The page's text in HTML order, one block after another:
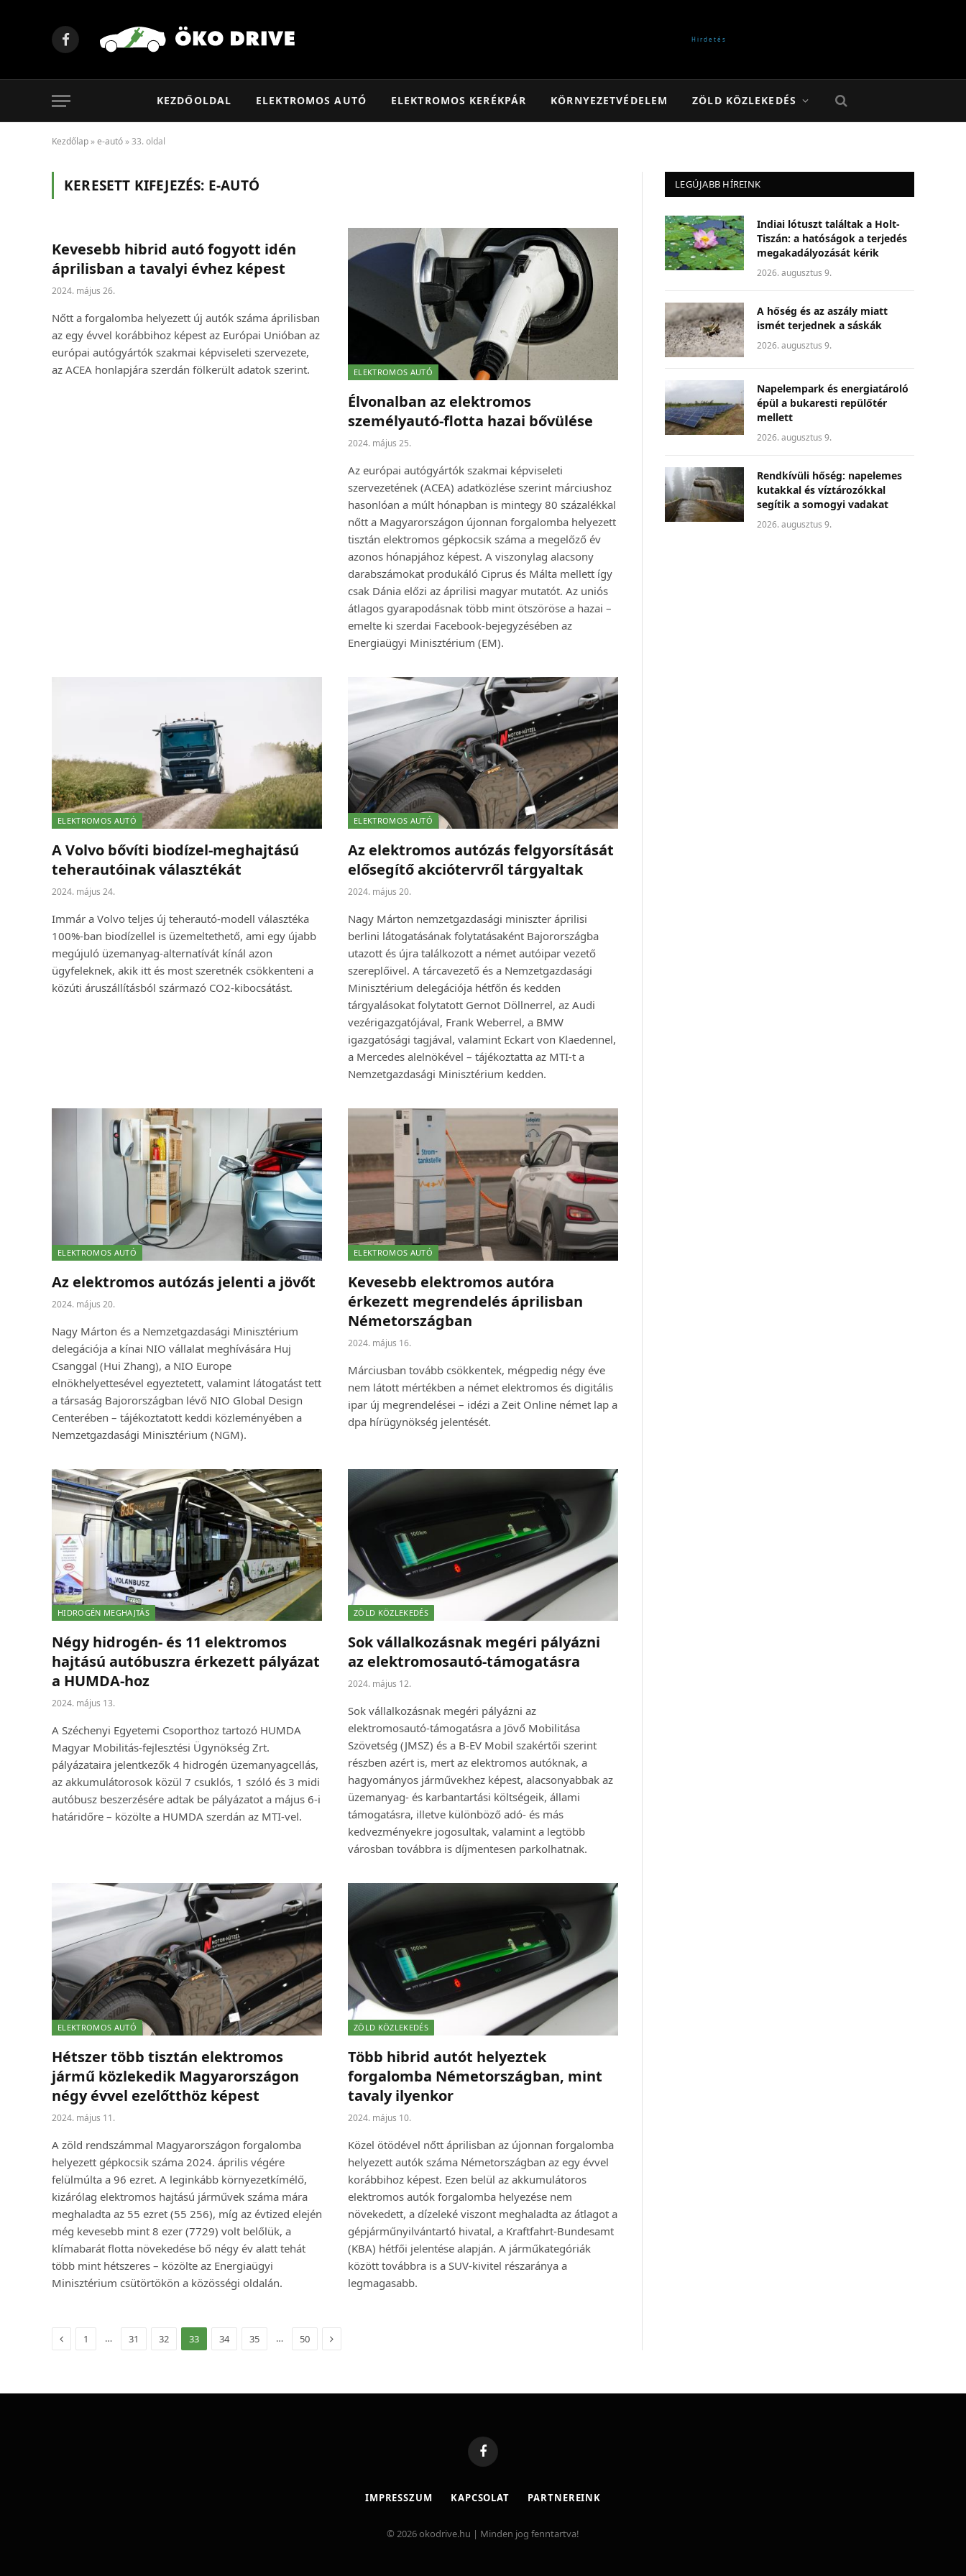
Facebook
KEZDŐOLDAL ELEKTROMOS AUTÓ ELEKTROMOS KERÉKPÁR KÖRNYEZETVÉDELEM ZÖLD KÖZLEKEDÉS
Kezdőlap »e-autó »33. oldal
KERESETT KIFEJEZÉS: E-AUTÓ
Kevesebb hibrid autó fogyott idén
áprilisban a tavalyi évhez képest
2024. május 26.
Nőtt a forgalomba helyezett új autók száma áprilisban
az egy évvel korábbihoz képest az Európai Unióban az
európai autógyártók szakmai képviseleti szervezete,
az ACEA honlapjára szerdán fölkerült adatok szerint.
ELEKTROMOS AUTÓ
Élvonalban az elektromos
személyautó-flotta hazai bővülése
2024. május 25.
Az európai autógyártók szakmai képviseleti
szervezetének (ACEA) adatközlése szerint márciushoz
hasonlóan a múlt hónapban is mintegy 80 százalékkal
nőtt a Magyarországon újonnan forgalomba helyezett
tisztán elektromos gépkocsik száma a megelőző év
azonos hónapjához képest. A viszonylag alacsony
darabszámokat produkáló Ciprus és Málta mellett így
csak Dánia előzi az áprilisi magyar mutatót. Az uniós
átlagos gyarapodásnak több mint ötszöröse a hazai –
emelte ki szerdai Facebook-bejegyzésében az
Energiaügyi Minisztérium (EM).
ELEKTROMOS AUTÓ
A Volvo bővíti biodízel-meghajtású
teherautóinak választékát
2024. május 24.
Immár a Volvo teljes új teherautó-modell választéka
100%-ban biodízellel is üzemeltethető, ami egy újabb
megújuló üzemanyag-alternatívát kínál azon
ügyfeleknek, akik itt és most szeretnék csökkenteni a
közúti áruszállításból származó CO2-kibocsátást.
ELEKTROMOS AUTÓ
Az elektromos autózás felgyorsítását
elősegítő akciótervről tárgyaltak
2024. május 20.
Nagy Márton nemzetgazdasági miniszter áprilisi
berlini látogatásának folytatásaként Bajorországba
utazott és újra találkozott a német autóipar vezető
szereplőivel. A tárcavezető és a Nemzetgazdasági
Minisztérium delegációja hétfőn és kedden
tárgyalásokat folytatott Gernot Döllnerrel, az Audi
vezérigazgatójával, Frank Weberrel, a BMW
igazgatósági tagjával, valamint Eckart von Klaedennel,
a Mercedes alelnökével – tájékoztatta az MTI-t a
Nemzetgazdasági Minisztérium kedden.
ELEKTROMOS AUTÓ
Az elektromos autózás jelenti a jövőt
2024. május 20.
Nagy Márton és a Nemzetgazdasági Minisztérium
delegációja a kínai NIO vállalat meghívására Huj
Csanggal (Hui Zhang), a NIO Europe
elnökhelyettesével egyeztetett, valamint látogatást tett
a társaság Bajorországban lévő NIO Global Design
Centerében – tájékoztatott keddi közleményében a
Nemzetgazdasági Minisztérium (NGM).
ELEKTROMOS AUTÓ
Kevesebb elektromos autóra
érkezett megrendelés áprilisban
Németországban
2024. május 16.
Márciusban tovább csökkentek, mégpedig négy éve
nem látott mértékben a német elektromos és digitális
ipar új megrendelései – idézi a Zeit Online német lap a
dpa hírügynökség jelentését.
HIDROGÉN MEGHAJTÁS
Négy hidrogén- és 11 elektromos
hajtású autóbuszra érkezett pályázat
a HUMDA-hoz
2024. május 13.
A Széchenyi Egyetemi Csoporthoz tartozó HUMDA
Magyar Mobilitás-fejlesztési Ügynökség Zrt.
pályázataira jelentkezők 4 hidrogén üzemanyagcellás,
az akkumulátorosok közül 7 csuklós, 1 szóló és 3 midi
autóbusz beszerzésére adtak be pályázatot a május 6-i
határidőre – közölte a HUMDA szerdán az MTI-vel.
ZÖLD KÖZLEKEDÉS
Sok vállalkozásnak megéri pályázni
az elektromosautó-támogatásra
2024. május 12.
Sok vállalkozásnak megéri pályázni az
elektromosautó-támogatásra a Jövő Mobilitása
Szövetség (JMSZ) és a B-EV Mobil szakértői szerint
részben azért is, mert az elektromos autóknak, a
hagyományos járművekhez képest, alacsonyabbak az
üzemanyag- és karbantartási költségeik, állami
támogatásra, illetve különböző adó- és más
kedvezményekre jogosultak, valamint a legtöbb
városban továbbra is díjmentesen parkolhatnak.
ELEKTROMOS AUTÓ
Hétszer több tisztán elektromos
jármű közlekedik Magyarországon
négy évvel ezelőtthöz képest
2024. május 11.
A zöld rendszámmal Magyarországon forgalomba
helyezett gépkocsik száma 2024. április végére
felülmúlta a 96 ezret. A leginkább környezetkímélő,
kizárólag elektromos hajtású járművek száma mára
meghaladta az 55 ezret (55 256), míg az évtized elején
még kevesebb mint 8 ezer (7729) volt belőlük, a
klímabarát flotta növekedése bő négy év alatt tehát
több mint hétszeres – közölte az Energiaügyi
Minisztérium csütörtökön a közösségi oldalán.
ZÖLD KÖZLEKEDÉS
Több hibrid autót helyeztek
forgalomba Németországban, mint
tavaly ilyenkor
2024. május 10.
Közel ötödével nőtt áprilisban az újonnan forgalomba
helyezett autók száma Németországban az egy évvel
korábbihoz képest. Ezen belül az akkumulátoros
elektromos autók forgalomba helyezése nem
növekedett, a dízeleké viszont meghaladta az átlagot a
gépjárműnyilvántartó hivatal, a Kraftfahrt-Bundesamt
(KBA) hétfői jelentése alapján. A járműkategóriák
között továbbra is a SUV-kivitel részaránya a
legmagasabb.
Előző1 … 31 32 33 34 35 … 50 Következő
LEGÚJABB HÍREINK
Indiai lótuszt találtak a Holt-
Tiszán: a hatóságok a terjedés
megakadályozását kérik
2026. augusztus 9.
A hőség és az aszály miatt
ismét terjednek a sáskák
2026. augusztus 9.
Napelempark és energiatároló
épül a bukaresti repülőtér
mellett
2026. augusztus 9.
Rendkívüli hőség: napelemes
kutakkal és víztározókkal
segítik a somogyi vadakat
2026. augusztus 9.
Facebook
IMPRESSZUM KAPCSOLAT PARTNEREINK
© 2026 okodrive.hu | Minden jog fenntartva!